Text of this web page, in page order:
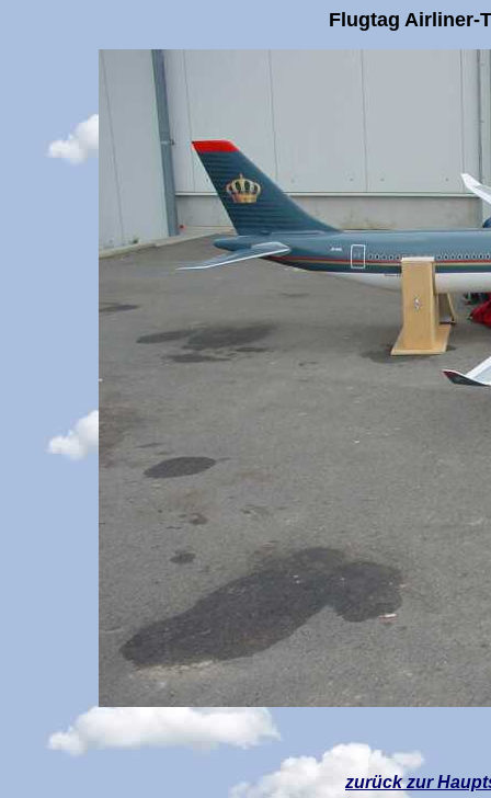
Flugtag Airliner-
zurück zur